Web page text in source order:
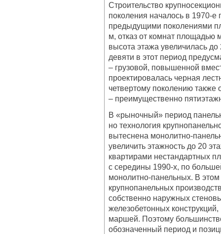
Строительство
поколения началось в 1970-
предыдущими поколениями
м, отказ от комнат площадью
высота этажа увеличилась
девяти в этот период
– грузовой, повышенной
проектировалась черная
четвертому поколению также
– преимущественно
В «рыночный» период
но технология
вытеснена монолитно-
увеличить этажность до 20
квартирами нестандартных
с середины 1990-х, по
монолитно-панельных. В
крупнопанельных
собственно наружных
железобетонных
маршей. Поэтому
обозначенный период и